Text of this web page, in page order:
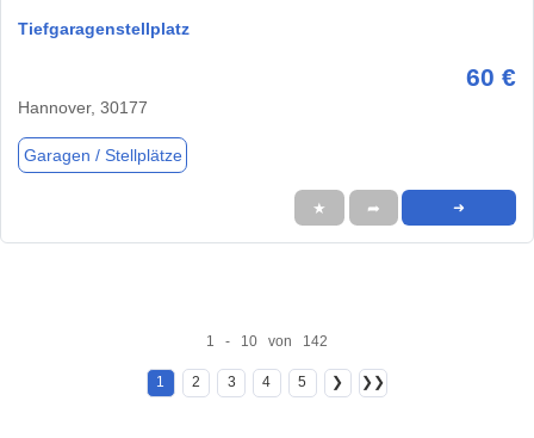
Tiefgaragenstellplatz
60 €
Hannover, 30177
Garagen / Stellplätze
★ ➦ ➜
1 - 10 von 142
1 2 3 4 5 ❯ ❯❯